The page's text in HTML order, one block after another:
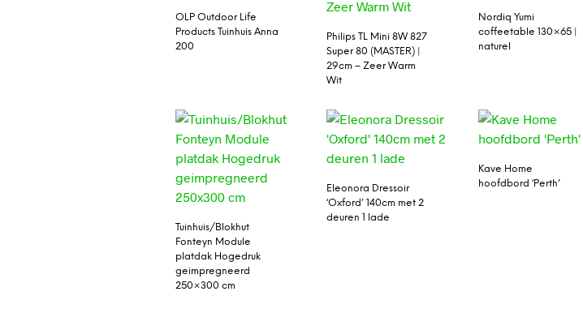
OLP Outdoor Life
Products Tuinhuis Anna
200
Philips TL Mini 8W 827
Super 80 (MASTER) |
29cm – Zeer Warm
Wit
Nordiq Yumi
coffeetable 130×65 |
naturel
Tuinhuis/Blokhut
Fonteyn Module
platdak Hogedruk
geimpregneerd
250×300 cm
Eleonora Dressoir
‘Oxford’ 140cm met 2
deuren 1 lade
Kave Home
hoofdbord ‘Perth’